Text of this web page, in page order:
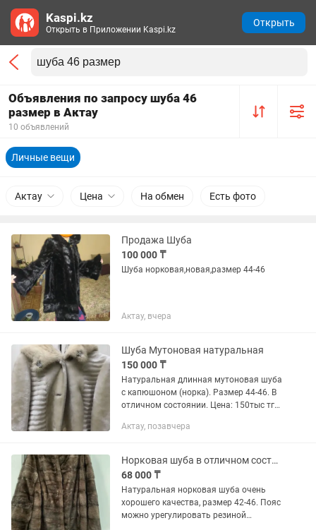
Объявления по запросу шуба 46
размер в Актау
10 объявлений
Личные вещи
Актау Цена На обмен Есть фото
Продажа Шуба
100 000 ₸
Шуба норковая,новая,размер 44-46
Актау, вчера
Шуба Мутоновая натуральная
150 000 ₸
Натуральная длинная мутоновая шуба
с капюшоном (норка). Размер 44-46. В
отличном состоянии. Цена: 150тыс тг
вопросам просьба написать на :
Актау, позавчера
Норковая шуба в отличном состоянии
68 000 ₸
Натуральная норковая шуба очень
хорошего качества, размер 42-46. Пояс
можно урегулировать резиной
Kaspi.kz
Открыть в Приложении Kaspi.kz
Открыть